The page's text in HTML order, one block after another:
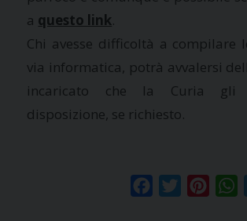
a questo link.
Chi avesse difficoltà a compilare
via informatica, potrà avvalersi
incaricato che la Curia gli
disposizione, se richiesto.
FacebookTwitter